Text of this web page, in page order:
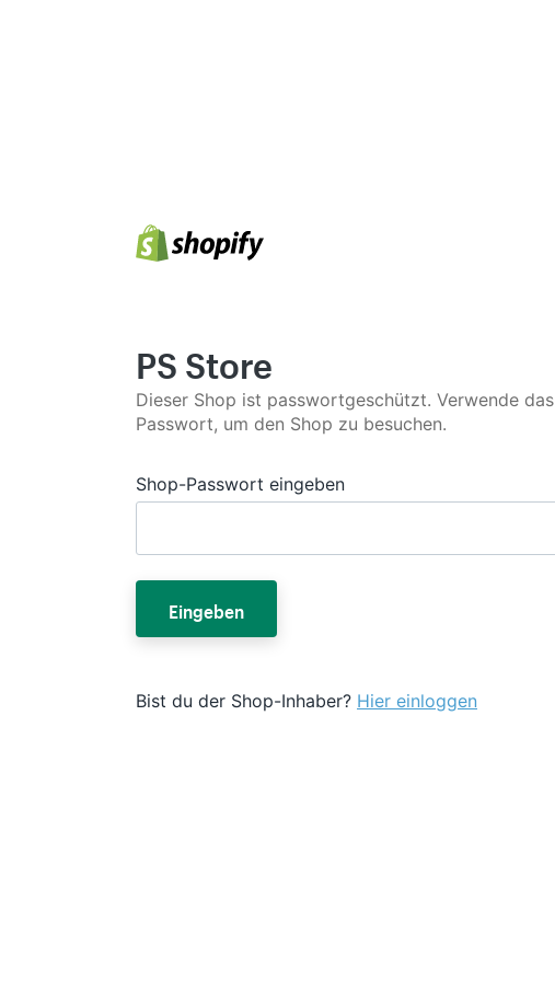
PS Store
Dieser Shop ist passwortgeschützt. Verwende das
Passwort, um den Shop zu besuchen.
Shop-Passwort eingeben
Eingeben
Bist du der Shop-Inhaber? Hier einloggen